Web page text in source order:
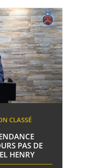
CLASSÉ
PAS DE
HENRY